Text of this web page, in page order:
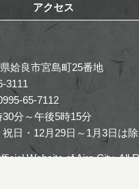
アクセス
姶良市宮島町25番地
3111
65-7112
分～午後5時15分
日・12月29日～1月3日は
Website of Aira City. All